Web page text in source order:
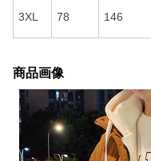
3XL 78 146
商品画像